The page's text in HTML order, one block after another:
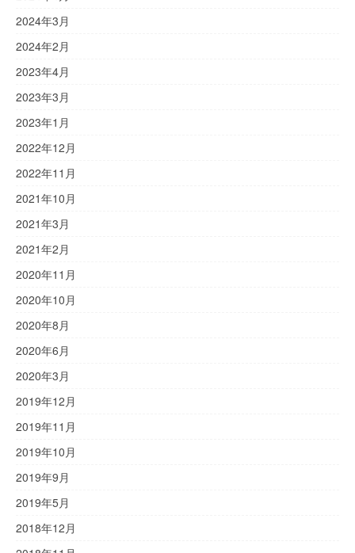
2024年3月
2024年2月
2023年4月
2023年3月
2023年1月
2022年12月
2022年11月
2021年10月
2021年3月
2021年2月
2020年11月
2020年10月
2020年8月
2020年6月
2020年3月
2019年12月
2019年11月
2019年10月
2019年9月
2019年5月
2018年12月